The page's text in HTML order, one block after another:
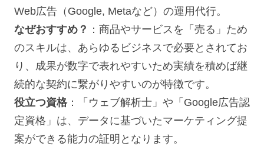
Web広告（Google, Metaなど）の運用代行。
なぜおすすめ？ ：商品やサービスを「売る」ため
のスキルは、あらゆるビジネスで必要とされてお
り、成果が数字で表れやすいため実績を積めば継
続的な契約に繋がりやすいのが特徴です。
役立つ資格：「ウェブ解析士」や「Google広告認
定資格」は、データに基づいたマーケティング提
案ができる能力の証明となります。